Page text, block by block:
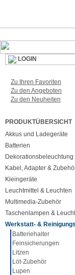
LOGIN
Zu Ihren Favoriten
Zu den Angeboten
Zu den Neuheiten
PRODUKTÜBERSICHT
Akkus und Ladegeräte
Batterien
Dekorationsbeleuchtung
Kabel, Adapter &
Kleingeräte
Leuchtmittel & Leuchten
Multimedia-Zubehör
Taschenlampen &
Werkstatt- &
Batteriehalter
Feinsicherungen
Litzen
Löt-Zubehör
Lupen